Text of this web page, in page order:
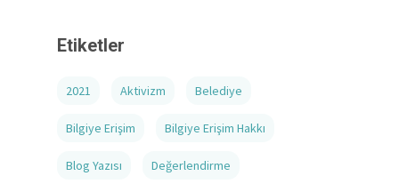
Etiketler
2021 Aktivizm Belediye
Bilgiye Erişim Bilgiye Erişim Hakkı
Blog Yazısı Değerlendirme